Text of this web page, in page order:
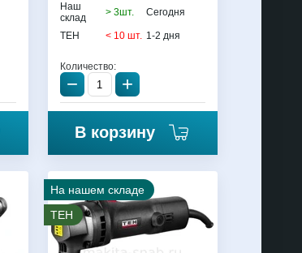
Наш
склад
> 3шт. Сегодня
TEH < 10 шт. 1-2 дня
Количество:
− +
В корзину
На нашем складе
TEH